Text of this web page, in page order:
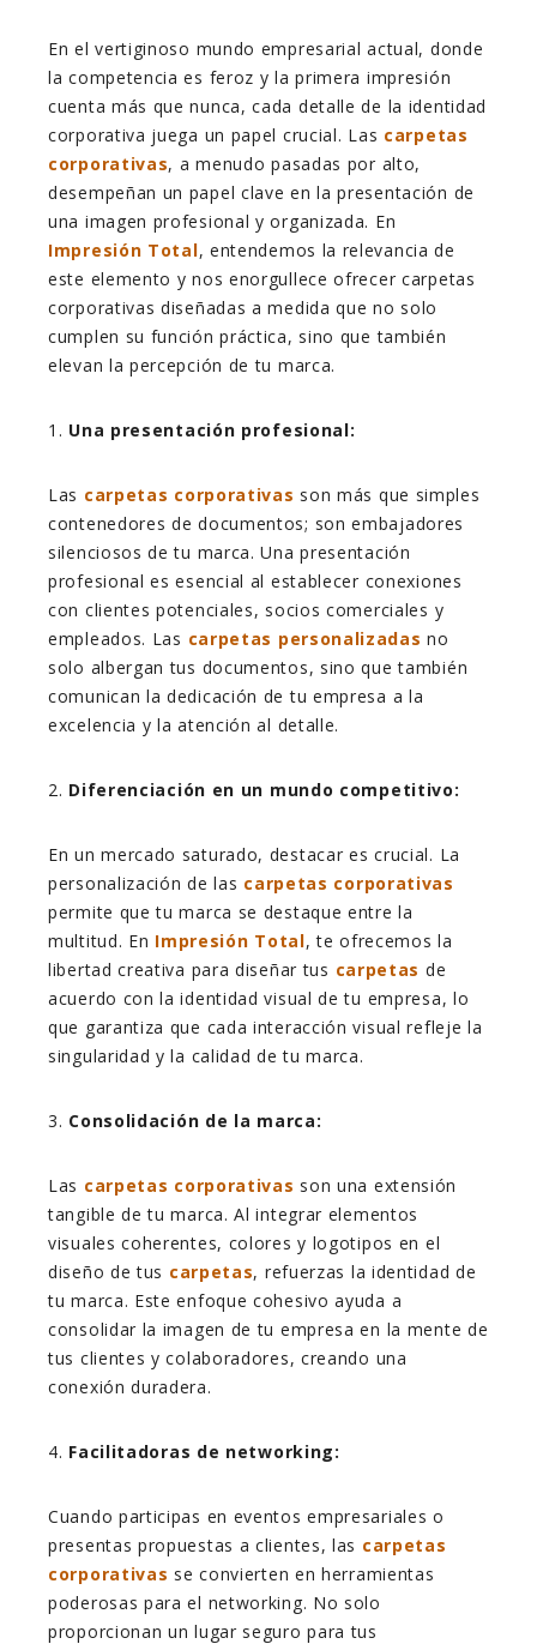
En el vertiginoso mundo empresarial actual, donde
la competencia es feroz y la primera impresión
cuenta más que nunca, cada detalle de la identidad
corporativa juega un papel crucial. Las carpetas
corporativas, a menudo pasadas por alto,
desempeñan un papel clave en la presentación de
una imagen profesional y organizada. En
Impresión Total, entendemos la relevancia de
este elemento y nos enorgullece ofrecer carpetas
corporativas diseñadas a medida que no solo
cumplen su función práctica, sino que también
elevan la percepción de tu marca.
1. Una presentación profesional:
Las carpetas corporativas son más que simples
contenedores de documentos; son embajadores
silenciosos de tu marca. Una presentación
profesional es esencial al establecer conexiones
con clientes potenciales, socios comerciales y
empleados. Las carpetas personalizadas no
solo albergan tus documentos, sino que también
comunican la dedicación de tu empresa a la
excelencia y la atención al detalle.
2. Diferenciación en un mundo competitivo:
En un mercado saturado, destacar es crucial. La
personalización de las carpetas corporativas
permite que tu marca se destaque entre la
multitud. En Impresión Total, te ofrecemos la
libertad creativa para diseñar tus carpetas de
acuerdo con la identidad visual de tu empresa, lo
que garantiza que cada interacción visual refleje la
singularidad y la calidad de tu marca.
3. Consolidación de la marca:
Las carpetas corporativas son una extensión
tangible de tu marca. Al integrar elementos
visuales coherentes, colores y logotipos en el
diseño de tus carpetas, refuerzas la identidad de
tu marca. Este enfoque cohesivo ayuda a
consolidar la imagen de tu empresa en la mente de
tus clientes y colaboradores, creando una
conexión duradera.
4. Facilitadoras de networking:
Cuando participas en eventos empresariales o
presentas propuestas a clientes, las carpetas
corporativas se convierten en herramientas
poderosas para el networking. No solo
proporcionan un lugar seguro para tus